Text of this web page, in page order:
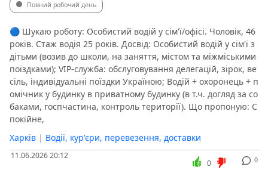
Повний робочий день
🔵 Шукаю роботу: Особистий водій у сім'ї/офісі. Чоловік, 46
років. Стаж водія 25 років. Досвід: Особистий водій у сім'ї з
дітьми (возив до школи, на заняття, містом та міжміськими
поїздками); VIP-служба: обслуговування делегацій, зірок, ве
сіль, індивідуальні поїздки Україною; Водій + охоронець + п
омічник у будинку в приватному будинку (в т.ч. догляд за со
баками, госпчастина, контроль території). Що пропоную: С
покійне,
Харків | Водії, кур'єри, перевезення, доставки
11.06.2026 20:12 0
0